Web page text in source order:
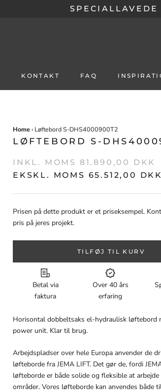
KONTAKT FAQ
Home› Løftebord S-DHS4000900T2
LØFTEBORD S-
INKL. MOMS 81.890,00 DKK
EKSKL. MOMS 65.512,00 DKK
Prisen på dette produkt er et priseksempel.
pris på jeres projekt.
TILFØJ TIL KURV
Betal via
faktura
Over 40 års
erfaring
Horisontal dobbeltsaks el-hydraulisk løftebord
power unit. Klar til brug.
Arbejdspladser over hele Europa anvender de
løfteborde fra JEMA LIFT. Det gør de, fordi
løfteborde er både solide og fleksible at
områder. Vores løfteborde kan anvendes både